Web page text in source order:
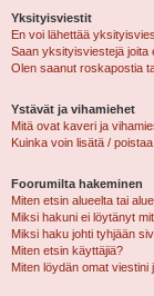
Yksityisviestit
En voi lähettää
Saan yksityisviestejä joita
Olen saanut roskapostia
Ystävät ja vihamiehet
Mitä ovat kaveri ja
Kuinka voin lisätä /
Foorumilta hakeminen
Miten etsin alueelta tai
Miksi hakuni ei löytänyt
Miksi haku johti tyhjään
Miten etsin käyttäjiä?
Miten löydän omat viestini